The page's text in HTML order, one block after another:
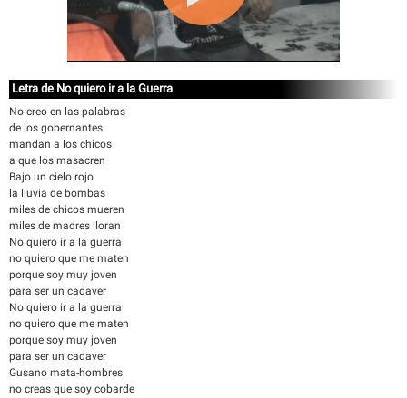
Letra de No quiero ir a la Guerra
No creo en las palabras
de los gobernantes
mandan a los chicos
a que los masacren
Bajo un cielo rojo
la lluvia de bombas
miles de chicos mueren
miles de madres lloran
No quiero ir a la guerra
no quiero que me maten
porque soy muy joven
para ser un cadaver
No quiero ir a la guerra
no quiero que me maten
porque soy muy joven
para ser un cadaver
Gusano mata-hombres
no creas que soy cobarde